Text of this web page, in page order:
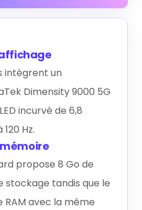
résumé IA
intègrent un
Dimensity 9000 5G
incurvé de 6,8
Hz.
propose 8 Go de
stockage tandis que le
RAM avec la même